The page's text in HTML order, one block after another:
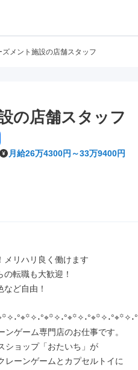
ズメント施設の店舗スタッフ
の店舗スタッフ
月給26万4300円～33万9400円
メリハリ良く働けます
の転職も大歓迎！
など自由！
ンゲーム専門店のお仕事です。
ショップ「おたいち」が
レーンゲームとカプセルトイに